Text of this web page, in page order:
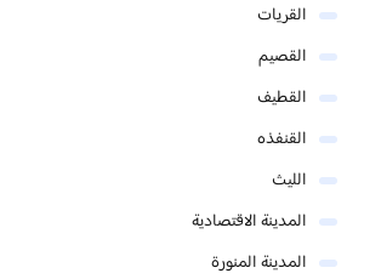
القريات
القصيم
القطيف
القنفذه
الليث
المدينة الاقتصادية
المدينة المنورة